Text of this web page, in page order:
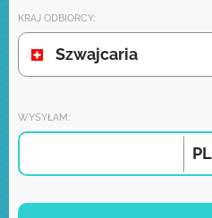
Wkrótce pobierz aplikację na
KRAJ ODBIORCY:
Szwajcaria
WYSYŁAM: